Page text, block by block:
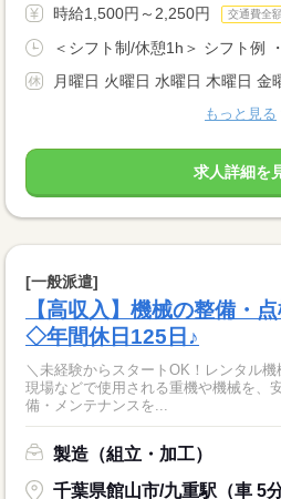
時給1,500円～2,250円 交通費全
＜シフト制/休憩1h＞ シフト例
月曜日 火曜日 水曜日 木曜日 金
もっと見る
求人詳細を
[一般派遣]
【高収入】機械の整備・
◇年間休日125日♪
＼未経験からスタートOK！レンタル機械
現場などで使用される重機や機械を、
備・メンテナンスを...
製造（組立・加工）
千葉県館山市/九重駅（車 5分